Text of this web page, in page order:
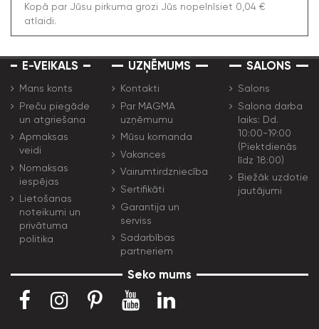
Kopā par Jūsu pirkuma grozi Jūs nopelnīsiet 0,04 €
atlaidi.
E-VEIKALS
Mans konts
Preču piegāde
un atgriešana
Apmaksas
veidi
Nomaksas
iespējas
Lietošanas
noteikumi un
privātuma
politika
UZŅĒMUMS
Kontakti
Par MAGMA
uzņēmumu
Mūsu komanda
Vakances
Vairumtirdzniecība
Sertifikāti
Garantija un
serviss
Sadarbības
partneriem
SALONS
Salons
Salona darba
laiks: Dd.
10:00-19:00
(Piektdienās
līdz 18:00)
Biežāk uzdotie
jautājumi
Seko mums